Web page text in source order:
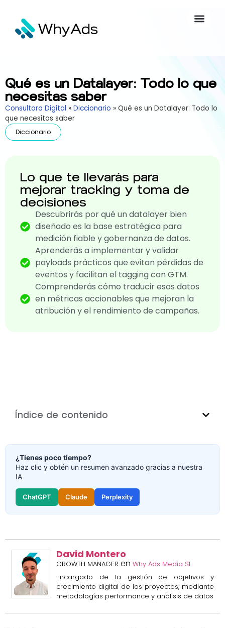
Qué es un Datalayer: Todo lo que
necesitas saber
Consultora Digital » Diccionario » Qué es un Datalayer: Todo lo
que necesitas saber
Diccionario
Lo que te llevarás para
mejorar tracking y toma de
decisiones
Descubrirás por qué un datalayer bien
diseñado es la base estratégica para
medición fiable y gobernanza de datos.
Aprenderás a implementar y validar
payloads prácticos que evitan pérdidas de
eventos y facilitan el tagging con GTM.
Comprenderás cómo traducir esos datos
en métricas accionables que mejoran la
atribución y el rendimiento de campañas.
Índice de contenido
¿Tienes poco tiempo?
Haz clic y obtén un resumen avanzado gracias a nuestra
IA
ChatGPT Claude Perplexity
David Montero
GROWTH MANAGER en Why Ads Media SL
Encargado de la gestión de objetivos y
crecimiento digital de los proyectos, mediante
metodologías performance y análisis de datos